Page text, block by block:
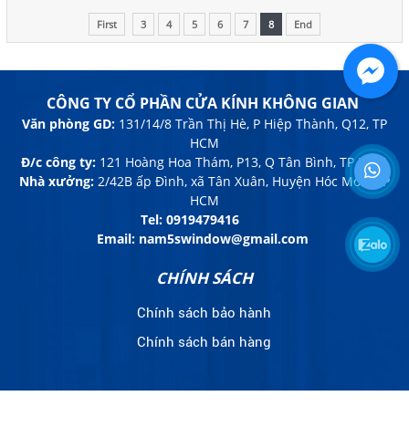
First 3 4 5 6 7 8 End
CÔNG TY CỔ PHẦN CỬA KÍNH KHÔNG GIAN
Văn phòng GD:131/14/8 Trần Thị Hè, P Hiệp Thành, Q12, TP
HCM
Đ/c công ty: 121 Hoàng Hoa Thám, P13, Q Tân Bình, TP HCM
Nhà xưởng: 2/42B ấp Đình, xã Tân Xuân, Huyện Hóc Môn, TP
HCM
Tel: 0919479416
Email: nam5swindow@gmail.com
CHÍNH SÁCH
Chính sách bảo hành
Chính sách bán hàng